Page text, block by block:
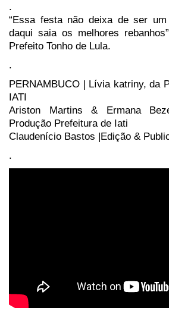
.
“Essa festa não deixa de ser
daqui saia os melhores
Prefeito Tonho de Lula.
.
PERNAMBUCO | Lívia katriny, da
IATI
Ariston Martins & Ermana
Produção Prefeitura de Iati
Claudenício Bastos |Edição &
.